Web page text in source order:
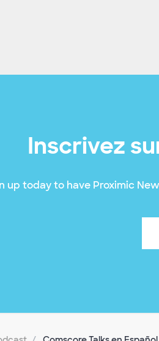
Inscrivez
up today to have Proximic